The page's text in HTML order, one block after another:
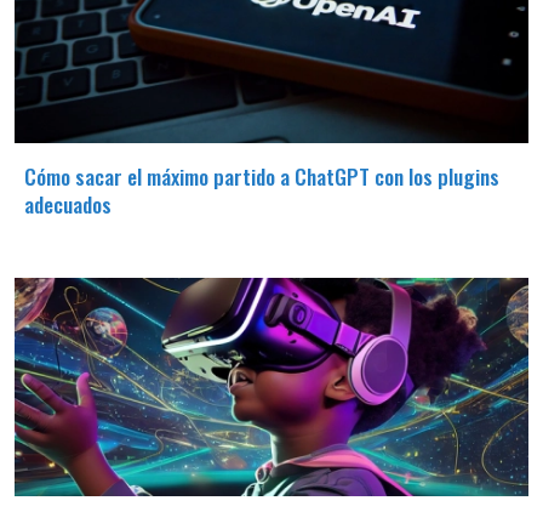
Cómo sacar el máximo partido a ChatGPT con los plugins
adecuados